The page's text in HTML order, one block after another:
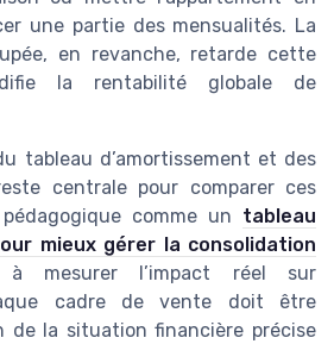
une partie des mensualités. La
en revanche, retarde cette
la rentabilité globale de
tableau d’amortissement et des
centrale pour comparer ces
comme un tableau
mieux gérer la consolidation
mesurer l’impact réel sur
cadre de vente doit être
de la situation financière précise